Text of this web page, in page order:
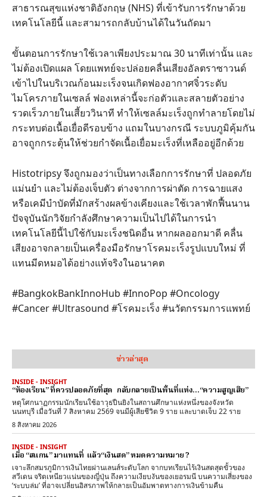
สาธารณสุขแห่งชาติอังกฤษ (NHS) ที่เข้ารับการรักษาด้วย
เทคโนโลยีนี้ และสามารถกลับบ้านได้ในวันถัดมา
ขั้นตอนการรักษาใช้เวลาเพียงประมาณ 30 นาทีเท่านั้น และ
ไม่ต้องเปิดแผล โดยแพทย์จะปล่อยคลื่นเสียงอัลตราซาวนด์
เข้าไปในบริเวณก้อนมะเร็งจนเกิดฟองอากาศจิ๋วระดับ
ไมโครภายในเซลล์ ฟองเหล่านี้จะก่อตัวและสลายตัวอย่าง
รวดเร็วภายในเสี้ยววินาที ทำให้เซลล์มะเร็งถูกทำลายโดยไม่
กระทบต่อเนื้อเยื่อดีรอบข้าง แถมในบางกรณี ระบบภูมิคุ้มกัน
อาจถูกกระตุ้นให้ช่วยกำจัดเนื้อเยื่อมะเร็งที่เหลืออยู่อีกด้วย
Histotripsy จึงถูกมองว่าเป็นทางเลือกการรักษาที่ ปลอดภัย
แม่นยำ และไม่ต้องเจ็บตัว ต่างจากการผ่าตัด การฉายแสง
หรือเคมีบำบัดที่มักสร้างผลข้างเคียงและใช้เวลาพักฟื้นนาน
ปัจจุบันนักวิจัยกำลังศึกษาความเป็นไปได้ในการนำ
เทคโนโลยีนี้ไปใช้กับมะเร็งชนิดอื่น หากผลออกมาดี คลื่น
เสียงอาจกลายเป็นเครื่องมือรักษาโรคมะเร็งรูปแบบใหม่ ที่
แทนมีดหมอได้อย่างแท้จริงในอนาคต
#BangkokBankInnoHub #InnoPop #Oncology
#Cancer #Ultrasound #โรคมะเร็ง #นวัตกรรมการแพทย์
ข่าวล่าสุด
INSIDE - INSIGHT
“ห้องเรียน” ที่ควรปลอดภัยที่สุด กลับกลายเป็นพื้นที่แห่ง…“ความสูญเสีย”
หตุโศกนาฏกรรมนักเรียนใช้อาวุธปืนยิงในสถานศึกษาแห่งหนึ่งของจังหวัด
นนทบุรี เมื่อวันที่ 7 สิงหาคม 2569 จนมีผู้เสียชีวิต 9 ราย และบาดเจ็บ 22 ราย
8 สิงหาคม 2026
INSIDE - INSIGHT
เมื่อ “สแกน” มาแทนที่ แล้ว“เงินสด” หมดความหมาย ?
เจาะลึกสมรภูมิการเงินไทยผ่านเลนส์ระดับโลก จากบทเรียนไร้เงินสดสุดขั้วของ
สวีเดน จริตเหนียวแน่นของญี่ปุ่น ถึงความเงียบงันของเยอรมนี บนความเสี่ยงของ
‘ระบบล่ม’ ที่อาจเปลี่ยนอิสรภาพให้กลายเป็นอัมพาตทางการเงินข้ามคืน